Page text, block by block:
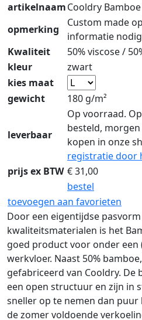
artikelnaamCooldry
opmerking
Custom made
informatie
Kwaliteit
50% viscose /
kleur
zwart
kies maat
gewicht
180 g/m²
leverbaar
Op voorraad.
besteld,
kopen in onze
registratie door
prijs ex BTW €31,00
bestel
toevoegen aan favorieten
Door een eigentijdse
kwaliteitsmaterialen is het
goed product voor onder een
werkvloer. Naast 50%
gefabriceerd van Cooldry. De
een open structuur en zijn in
sneller op te nemen dan
de zomer voldoende